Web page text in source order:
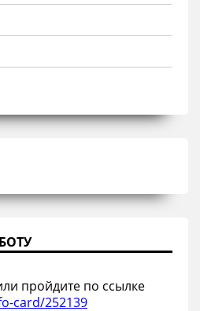
пройдите по ссылке
card/252139